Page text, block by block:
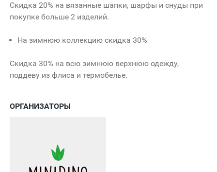
Скидка 20% на вязанные шапки, шарфы и снуды при
покупке больше 2 изделий.
На зимнюю коллекцию скидка 30%
Скидка 30% на всю зимнюю верхнюю одежду,
поддеву из флиса и термобелье.
ОРГАНИЗАТОРЫ